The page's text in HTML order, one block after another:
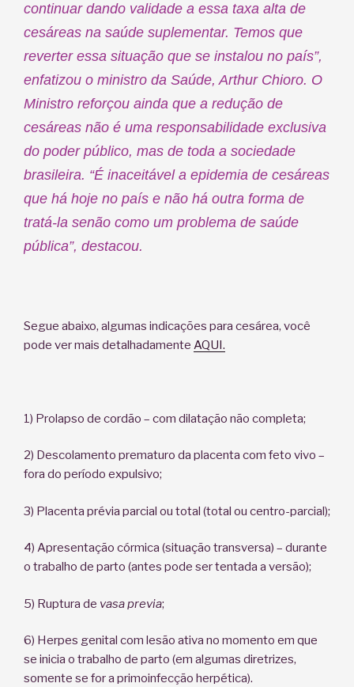
continuar dando validade a essa taxa alta de
cesáreas na saúde suplementar. Temos que
reverter essa situação que se instalou no país”,
enfatizou o ministro da Saúde, Arthur Chioro. O
Ministro reforçou ainda que a redução de
cesáreas não é uma responsabilidade exclusiva
do poder público, mas de toda a sociedade
brasileira. “É inaceitável a epidemia de cesáreas
que há hoje no país e não há outra forma de
tratá-la senão como um problema de saúde
pública”, destacou.
Segue abaixo, algumas indicações para cesárea, você
pode ver mais detalhadamente AQUI.
1) Prolapso de cordão – com dilatação não completa;
2) Descolamento prematuro da placenta com feto vivo –
fora do período expulsivo;
3) Placenta prévia parcial ou total (total ou centro-parcial);
4) Apresentação córmica (situação transversa) – durante
o trabalho de parto (antes pode ser tentada a versão);
5) Ruptura de vasa previa;
6) Herpes genital com lesão ativa no momento em que
se inicia o trabalho de parto (em algumas diretrizes,
somente se for a primoinfecção herpética).